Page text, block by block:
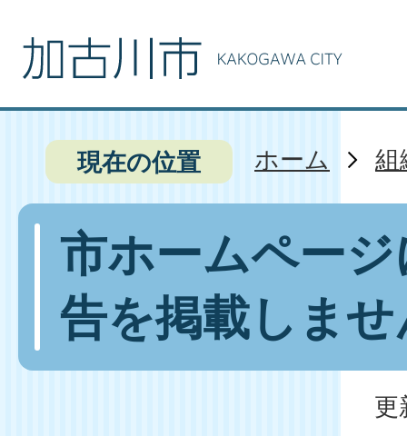
現在の位置 ホーム 組
市ホームペー
告を掲載しま
更